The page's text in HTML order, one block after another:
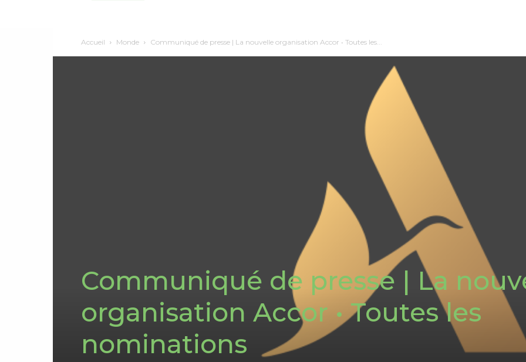
Accueil Monde Communiqué de presse | La nouvelle organisation Accor • Toutes les...
Communiqué de presse | La
organisation Accor • Toutes les
nominations